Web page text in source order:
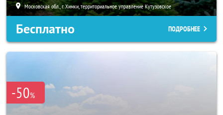
Московская обл., г. Химки, территориальное управление Кутузовское
Бесплатно ПОДРОБНЕЕ
-50%